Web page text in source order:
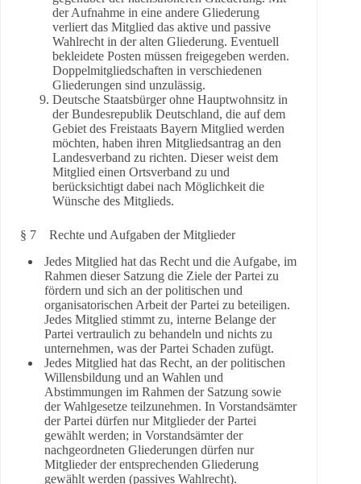
der Aufnahme in eine andere Gliederung
verliert das Mitglied das aktive und passive
Wahlrecht in der alten Gliederung. Eventuell
bekleidete Posten müssen freigegeben werden.
Doppelmitgliedschaften in verschiedenen
Gliederungen sind unzulässig.
Deutsche Staatsbürger ohne Hauptwohnsitz in
der Bundesrepublik Deutschland, die auf dem
Gebiet des Freistaats Bayern Mitglied werden
möchten, haben ihren Mitgliedsantrag an den
Landesverband zu richten. Dieser weist dem
Mitglied einen Ortsverband zu und
berücksichtigt dabei nach Möglichkeit die
Wünsche des Mitglieds.
§ 7 Rechte und Aufgaben der Mitglieder
Jedes Mitglied hat das Recht und die Aufgabe, im
Rahmen dieser Satzung die Ziele der Partei zu
fördern und sich an der politischen und
organisatorischen Arbeit der Partei zu beteiligen.
Jedes Mitglied stimmt zu, interne Belange der
Partei vertraulich zu behandeln und nichts zu
unternehmen, was der Partei Schaden zufügt.
Jedes Mitglied hat das Recht, an der politischen
Willensbildung und an Wahlen und
Abstimmungen im Rahmen der Satzung sowie
der Wahlgesetze teilzunehmen. In Vorstandsämter
der Partei dürfen nur Mitglieder der Partei
gewählt werden; in Vorstandsämter der
nachgeordneten Gliederungen dürfen nur
Mitglieder der entsprechenden Gliederung
gewählt werden (passives Wahlrecht).